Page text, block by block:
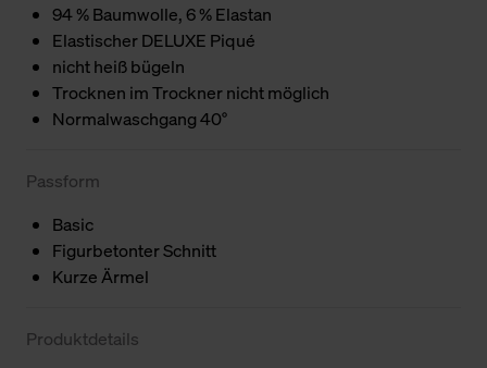
94 % Baumwolle, 6 % Elastan
Elastischer DELUXE Piqué
nicht heiß bügeln
Trocknen im Trockner nicht möglich
Normalwaschgang 40°
Passform
Basic
Figurbetonter Schnitt
Kurze Ärmel
Produktdetails